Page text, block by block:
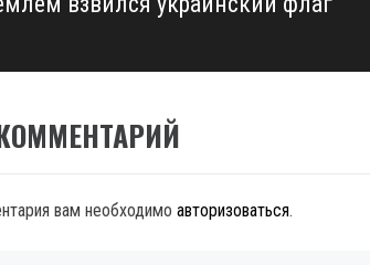
вам необходимо авторизоваться.